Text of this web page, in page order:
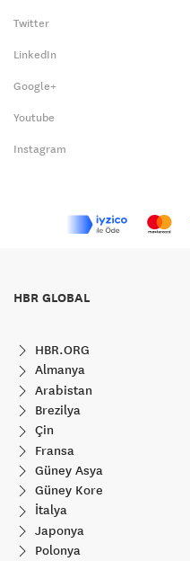
Twitter
LinkedIn
Google+
Youtube
Instagram
HBR GLOBAL
HBR.ORG
Almanya
Arabistan
Brezilya
Çin
Fransa
Güney Asya
Güney Kore
İtalya
Japonya
Polonya